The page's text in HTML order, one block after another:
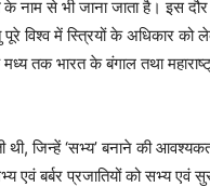
के नाम से भी जाना जाता है। इस
विश्व में स्त्रियों के अधिकार को
तक भारत के बंगाल तथा
जिन्हें ‘सभ्य’ बनाने की
एवं बर्बर प्रजातियों को सभ्य एवं